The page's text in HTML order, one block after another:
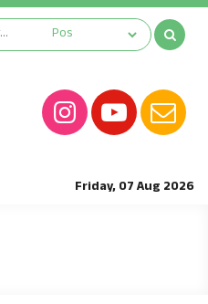
Friday, 07 Aug 2026